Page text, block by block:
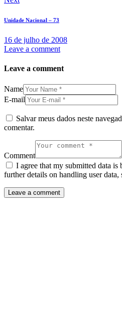
Unidade Nacional – 73
16 de julho de 2008
Leave a comment
Leave a comment
Name
E-mail
Salvar meus dados neste
comentar.
Comment
I agree that my submitted data
further details on handling user data,